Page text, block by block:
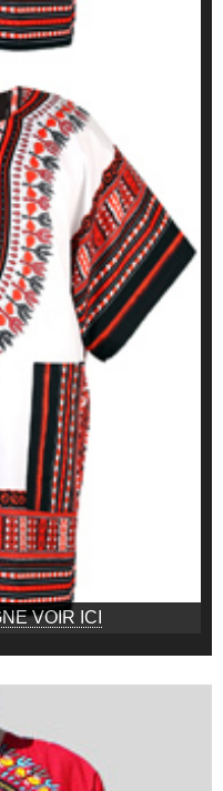
VOIR ICI